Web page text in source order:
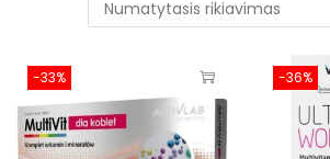
-33% -36%